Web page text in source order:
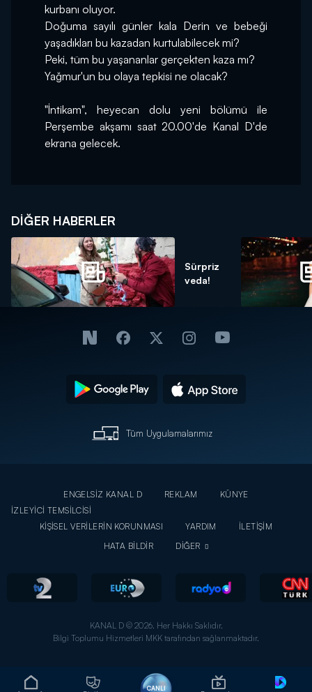
CANLI
kurbanı oluyor.
Doğuma sayılı günler kala Derin ve bebeği
yaşadıkları bu kazadan kurtulabilecek mi?
Peki, tüm bu yaşananlar gerçekten kaza mı?
Yağmur'un bu olaya tepkisi ne olacak?
"İntikam", heyecan dolu yeni bölümü ile
Perşembe akşamı saat 20.00'de Kanal D'de
ekrana gelecek.
DIĞER HABERLER
Sürpriz
veda!
Tüm Uygulamalarımız
ENGELSİZ KANAL D REKLAM
KÜNYE
İZLEYİCİ TEMSİLCİSİ
KİŞİSEL VERİLERİN KORUNMASI
YARDIM
İLETİŞİM
HATA BİLDİR
DİĞER
KANAL D © 2026. Her Hakkı Saklıdır.
Bilgi Toplumu Hizmetleri MKK tarafından sağlanmaktadır.